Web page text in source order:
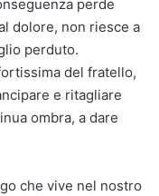
perde
dolore, non riesce a
perduto.
del fratello,
e ritagliare
ombra, a dare
che vive nel nostro